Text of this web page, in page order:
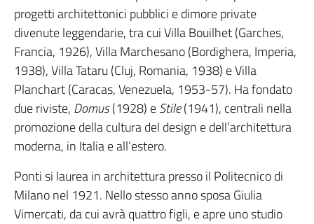
progetti architettonici pubblici e dimore private
divenute leggendarie, tra cui Villa Bouilhet (Garches,
Francia, 1926), Villa Marchesano (Bordighera, Imperia,
1938), Villa Tataru (Cluj, Romania, 1938) e Villa
Planchart (Caracas, Venezuela, 1953-57). Ha fondato
due riviste, Domus(1928) eStile(1941), centrali nella
promozione della cultura del design e dell’architettura
moderna, in Italia e all’estero.
Ponti si laurea in architettura presso il Politecnico di
Milano nel 1921. Nello stesso anno sposa Giulia
Vimercati, da cui avrà quattro figli, e apre uno studio